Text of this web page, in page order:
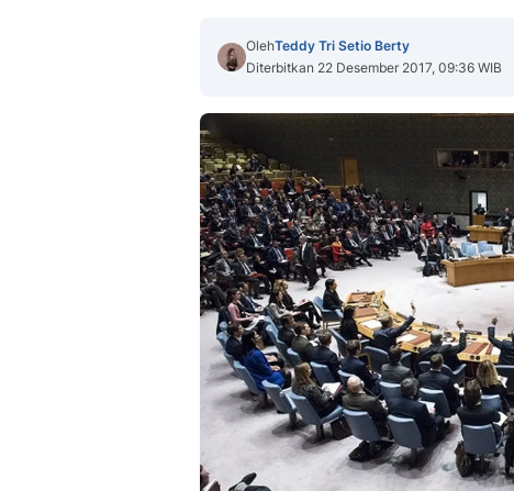
OlehTeddy Tri Setio Berty
Diterbitkan 22 Desember 2017, 09:36 WIB